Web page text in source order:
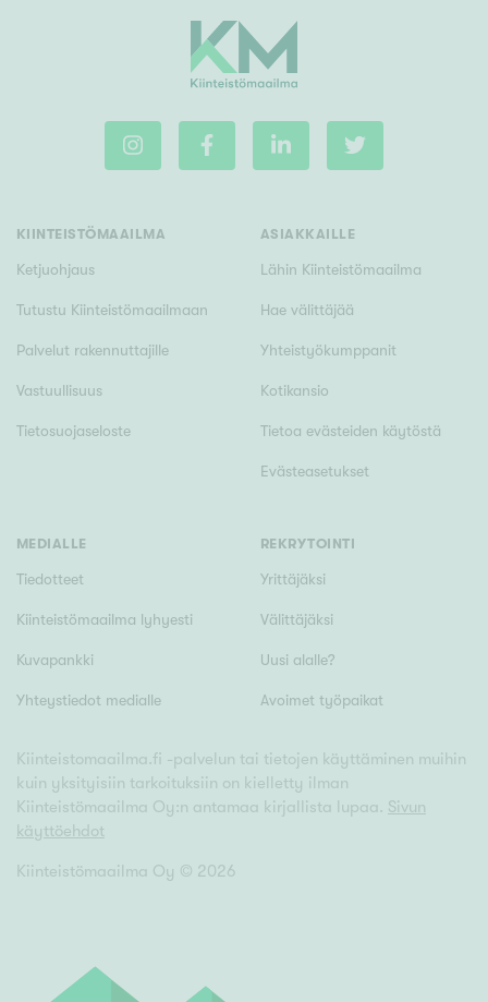
KIINTEISTÖMAAILMA
Ketjuohjaus
Tutustu Kiinteistömaailmaan
Palvelut rakennuttajille
Vastuullisuus
Tietosuojaseloste
ASIAKKAILLE
Lähin Kiinteistömaailma
Hae välittäjää
Yhteistyökumppanit
Kotikansio
Tietoa evästeiden käytöstä
Evästeasetukset
MEDIALLE
Tiedotteet
Kiinteistömaailma lyhyesti
Kuvapankki
Yhteystiedot medialle
REKRYTOINTI
Yrittäjäksi
Välittäjäksi
Uusi alalle?
Avoimet työpaikat
Kiinteistomaailma.fi -palvelun tai tietojen käyttäminen muihin
kuin yksityisiin tarkoituksiin on kielletty ilman
Kiinteistömaailma Oy:n antamaa kirjallista lupaa. Sivun
käyttöehdot
Kiinteistömaailma Oy © 2026